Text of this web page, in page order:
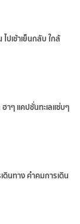
ปเช้าเย็นกลับ ใกล้
าๆ แคปชั่นทะเลแซ่บๆ
นทาง คำคมการเดิน